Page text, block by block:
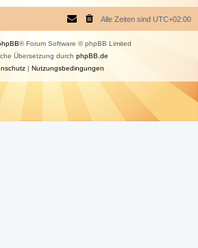
Alle Zeiten sind UTC+02:00
® Forum Software © phpBB Limited
Übersetzung durch phpBB.de
| Nutzungsbedingungen